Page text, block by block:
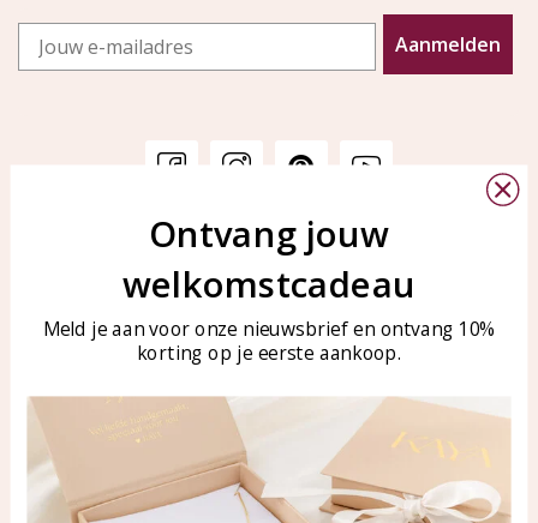
Email
Aanmelden
Veelgestelde vragen
Sieraden onderhouden
KAYA Sieraden
Bellen of WhatsApp Ma-Vr
tussen 09:00-17:00
Tel: 0850003187
WhatsApp: 0850003187
klantenservice@kayasierade
Ontvang jouw
welkomstcadeau
Meld je aan voor onze nieuwsbrief en ontvang 10%
korting op je eerste aankoop.